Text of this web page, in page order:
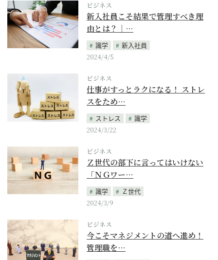
ビジネス
新入社員こそ結果で管理すべき理
由とは？｜…
識学
新入社員
2024/4/5
ビジネス
仕事がすっとラクになる！ ストレ
スをため…
ストレス
識学
2024/3/22
ビジネス
Ｚ世代の部下に言ってはいけない
「ＮＧワー…
識学
Ｚ世代
2024/3/9
ビジネス
今こそマネジメントの道へ進め！
管理職を…